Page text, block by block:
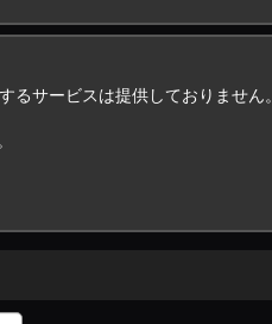
サービスは提供しておりません。